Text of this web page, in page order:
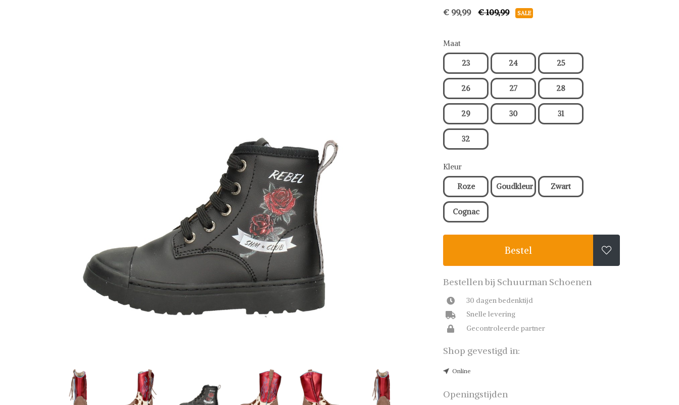
€ 99,99 € 109,99 SALE
Maat
23 24 25
26 27 28
29 30 31
32
Kleur
Roze Goudkleur Zwart
Cognac
Bestel 
Bestellen bij Schuurman Schoenen
30 dagen bedenktijd
Snelle levering
Gecontroleerde partner
Shop gevestigd in:
Online
Openingstijden